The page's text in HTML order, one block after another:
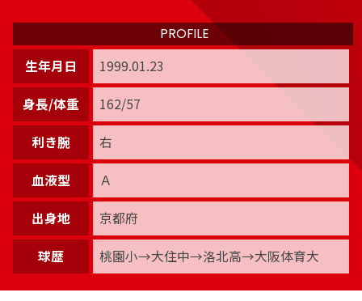
生年月日 1999.01.23
身長/体重 162/57
利き腕 右
血液型 Ａ
出身地 京都府
球歴 桃園小→大住中→洛北高→大阪体育大
PROFILE